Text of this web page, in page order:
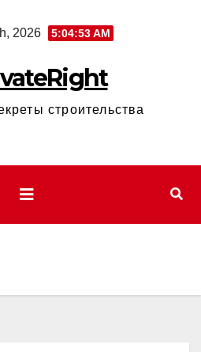
2026 5:04:54 AM
строительства